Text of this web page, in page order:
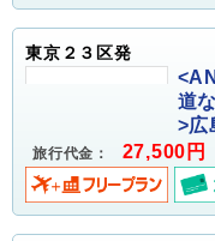
東京２３区発
道
>広
旅行代金： 27,500円